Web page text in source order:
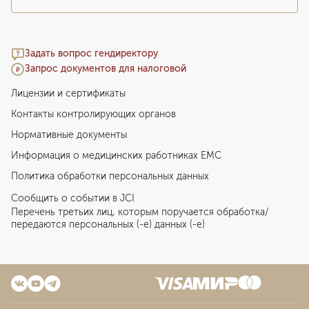
Задать вопрос гендиректору
Запрос документов для налоговой
Лицензии и сертификаты
Контакты контролирующих органов
Нормативные документы
Информация о медицинских работниках EMC
Политика обработки персональных данных
Сообщить о событии в JCI
Перечень третьих лиц, которым поручается обработка/
передаются персональных (-е) данных (-е)